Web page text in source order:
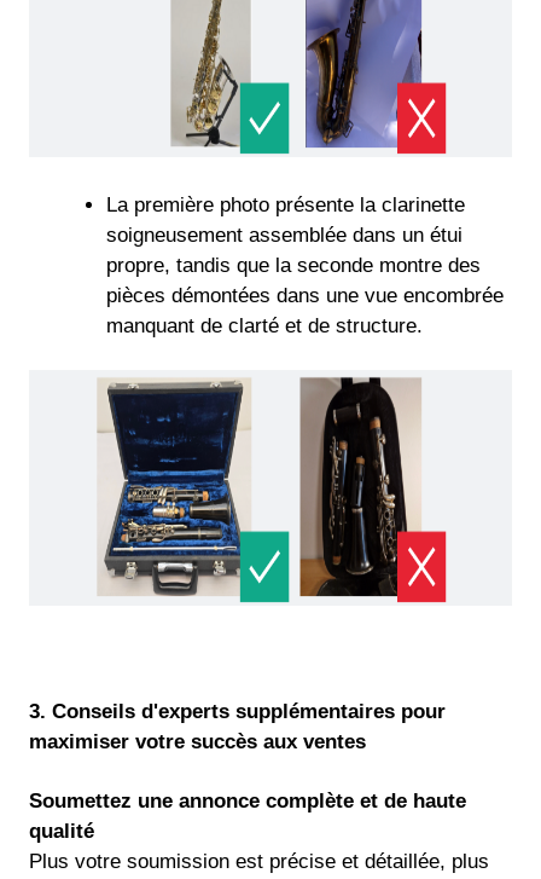
La première photo présente la clarinette
soigneusement assemblée dans un étui
propre, tandis que la seconde montre des
pièces démontées dans une vue encombrée
manquant de clarté et de structure.
3. Conseils d'experts supplémentaires pour
maximiser votre succès aux ventes
Soumettez une annonce complète et de haute
qualité
Plus votre soumission est précise et détaillée, plus